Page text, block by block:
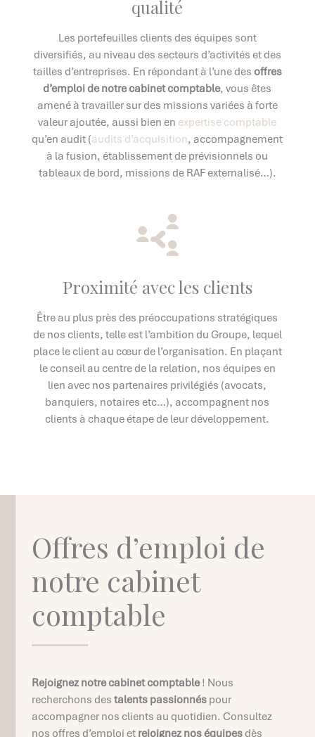
qualité
Les portefeuilles clients des équipes sont
diversifiés, au niveau des secteurs d’activités et des
tailles d’entreprises. En répondant à l’une des offres
d’emploi de notre cabinet comptable, vous êtes
amené à travailler sur des missions variées à forte
valeur ajoutée, aussi bien en expertise comptable
qu’en audit (audits d’acquisition, accompagnement
à la fusion, établissement de prévisionnels ou
tableaux de bord, missions de RAF externalisé…).
Proximité avec les clients
Être au plus près des préoccupations stratégiques
de nos clients, telle est l’ambition du Groupe, lequel
place le client au cœur de l’organisation. En plaçant
le conseil au centre de la relation, nos équipes en
lien avec nos partenaires privilégiés (avocats,
banquiers, notaires etc…), accompagnent nos
clients à chaque étape de leur développement.
Offres d’emploi de
notre cabinet
comptable
Rejoignez notre cabinet comptable! Nous
recherchons des talents passionnéspour
accompagner nos clients au quotidien. Consultez
nos offres d’emploi etrejoignez nos équipesdès